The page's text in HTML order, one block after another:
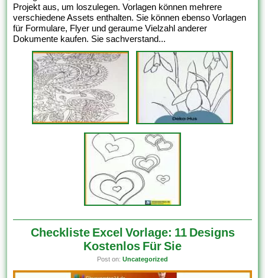
Projekt aus, um loszulegen. Vorlagen können mehrere
verschiedene Assets enthalten. Sie können ebenso Vorlagen
für Formulare, Flyer und geraume Vielzahl anderer
Dokumente kaufen. Sie sachverstand...
Checkliste Excel Vorlage: 11 Designs
Kostenlos Für Sie
Post on: Uncategorized